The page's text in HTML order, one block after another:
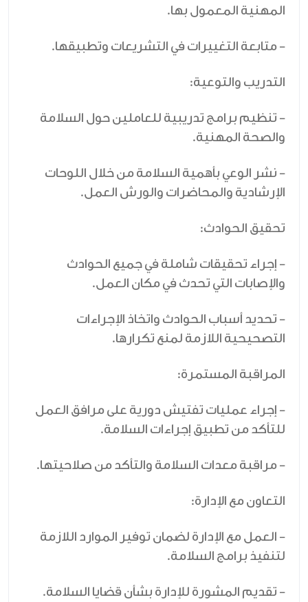
المهنية المعمول بها.
- متابعة التغييرات في التشريعات وتطبيقها.
التدريب والتوعية:
- تنظيم برامج تدريبية للعاملين حول السلامة
والصحة المهنية.
- نشر الوعي بأهمية السلامة من خلال اللوحات
الإرشادية والمحاضرات والورش العمل.
تحقيق الحوادث:
- إجراء تحقيقات شاملة في جميع الحوادث
والإصابات التي تحدث في مكان العمل.
- تحديد أسباب الحوادث واتخاذ الإجراءات
التصحيحية اللازمة لمنع تكرارها.
المراقبة المستمرة:
- إجراء عمليات تفتيش دورية على مرافق العمل
للتأكد من تطبيق إجراءات السلامة.
- مراقبة معدات السلامة والتأكد من صلاحيتها.
التعاون مع الإدارة:
- العمل مع الإدارة لضمان توفير الموارد اللازمة
لتنفيذ برامج السلامة.
- تقديم المشورة للإدارة بشأن قضايا السلامة.